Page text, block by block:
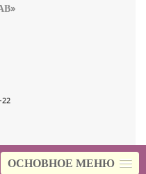
ОСНОВНОЕ МЕНЮ
22